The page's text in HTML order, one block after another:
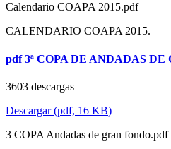
Calendario COAPA 2015.pdf
CALENDARIO COAPA 2015.
pdf 3ª COPA DE ANDADAS DE
3603 descargas
Descargar(pdf, 16 KB)
3 COPA Andadas de gran fondo.pdf